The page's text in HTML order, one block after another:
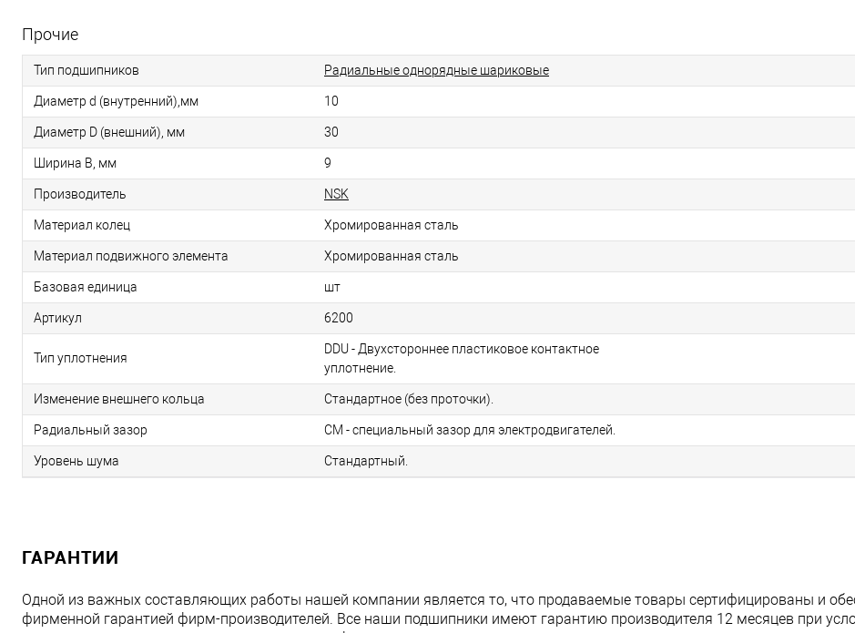
Прочие
Тип подшипников Радиальные однорядные шариковые
Диаметр d (внутренний),мм 10
Диаметр D (внешний), мм 30
Ширина B, мм 9
Производитель NSK
Материал колец Хромированная сталь
Материал подвижного элемента Хромированная сталь
Базовая единица шт
Артикул 6200
Тип уплотнения
DDU - Двухстороннее пластиковое контактное
уплотнение.
Изменение внешнего кольца Стандартное (без проточки).
Радиальный зазор CM - специальный зазор для электродвигателей.
Уровень шума Стандартный.
ГАРАНТИИ
Одной из важных составляющих работы нашей компании является то, что продаваемые товары сертифицированы и
фирменной гарантией фирм-производителей. Все наши подшипники имеют гарантию производителя 12 месяцев при